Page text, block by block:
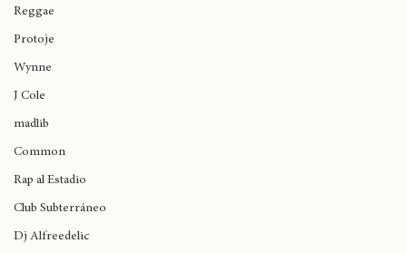
Swami
Reggae
Protoje
Wynne
J Cole
madlib
Common
Rap al Estadio
Club Subterráneo